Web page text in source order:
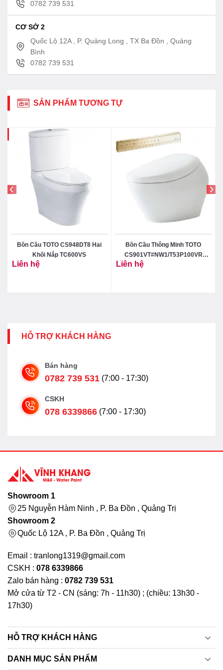
1 khối
0782 739 531
CƠ SỞ 2
Quốc Lộ 12A , P. Quảng Long , TX Ba Đồn , Quảng
Bình
0782 739 531
SẢN PHẨM TƯƠNG TỰ
Bồn Cầu TOTO CS948DT8 Hai
Khối Nắp TC600VS
Liên hệ
Bồn Cầu Thông Minh TOTO
CS901VT#NW1/T53P100VR
Liên hệ
HỖ TRỢ KHÁCH HÀNG
Bán hàng
0782 739 531 (7:00 - 17:30)
CSKH
078 6339866 (7:00 - 17:30)
Showroom 1
25 Nguyễn Hàm Ninh , P. Ba Đồn , Quảng Trị
Showroom 2
Quốc Lộ 12A , P. Ba Đồn , Quảng Trị
Email : tranlong1319@gmail.com
CSKH : 078 6339866
Zalo bán hàng : 0782 739 531
Mở cửa từ T2 - CN (sáng: 7h - 11h30) ; (chiều: 13h30 -
17h30)
HỖ TRỢ KHÁCH HÀNG
DANH MỤC SẢN PHẨM